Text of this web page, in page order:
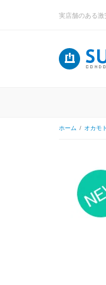
実店舗のある激
ホーム / オカモト